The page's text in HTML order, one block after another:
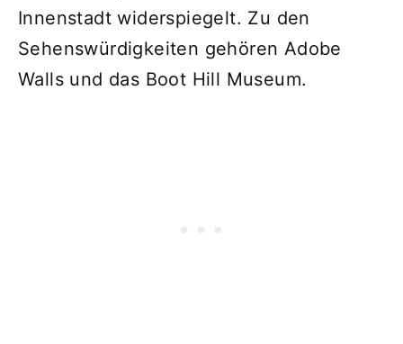
Innenstadt widerspiegelt. Zu den
Sehenswürdigkeiten gehören Adobe
Walls und das Boot Hill Museum.